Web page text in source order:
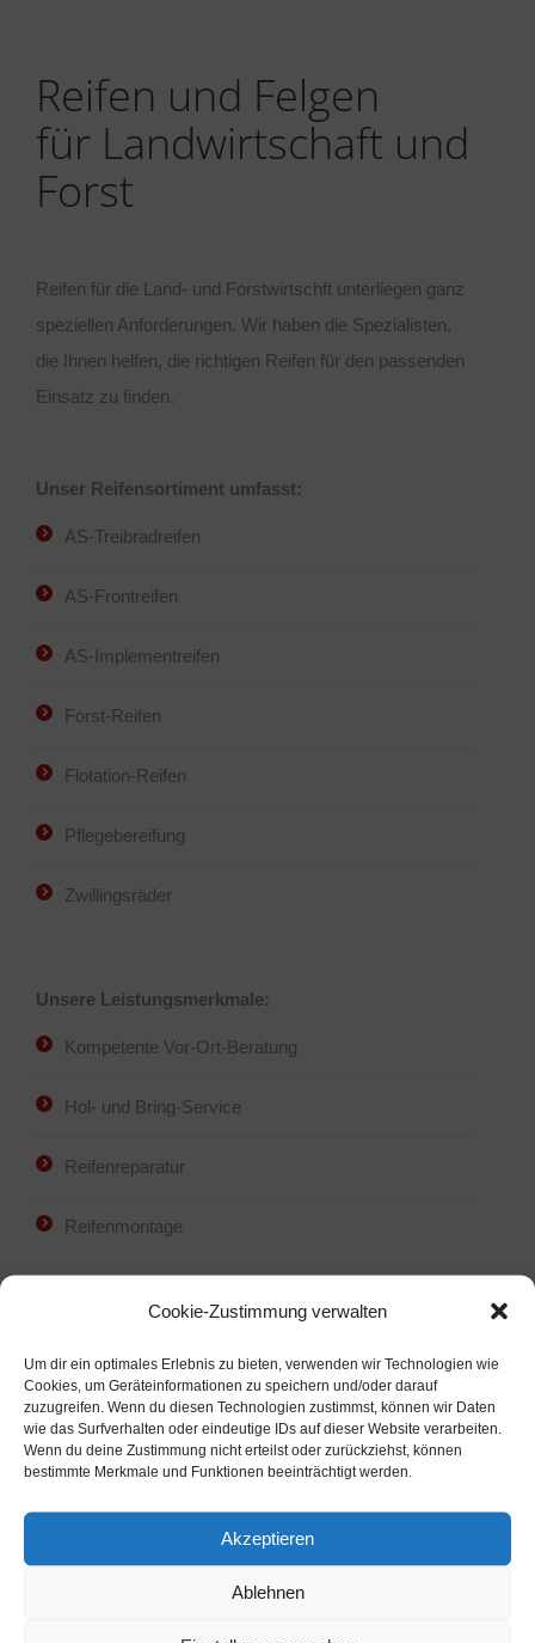
Cookie-Zustimmung verwalten
Um dir ein optimales Erlebnis zu bieten, verwenden wir Technologien wie
Cookies, um Geräteinformationen zu speichern und/oder darauf
zuzugreifen. Wenn du diesen Technologien zustimmst, können wir Daten
wie das Surfverhalten oder eindeutige IDs auf dieser Website verarbeiten.
Wenn du deine Zustimmung nicht erteilst oder zurückziehst, können
bestimmte Merkmale und Funktionen beeinträchtigt werden.
Akzeptieren
Ablehnen
Reifen und Felgen
für Landwirtschaft und
Forst
Reifen für die Land- und Forstwirtschft unterliegen ganz
speziellen Anforderungen. Wir haben die Spezialisten,
die Ihnen helfen, die richtigen Reifen für den passenden
Einsatz zu finden.
Unser Reifensortiment umfasst:
AS-Treibradreifen
AS-Frontreifen
AS-Implementreifen
Forst-Reifen
Flotation-Reifen
Pflegebereifung
Zwillingsräder
Unsere Leistungsmerkmale:
Kompetente Vor-Ort-Beratung
Hol- und Bring-Service
Reifenreparatur
Reifenmontage
„8 gute Gründe“
sprechen für uns